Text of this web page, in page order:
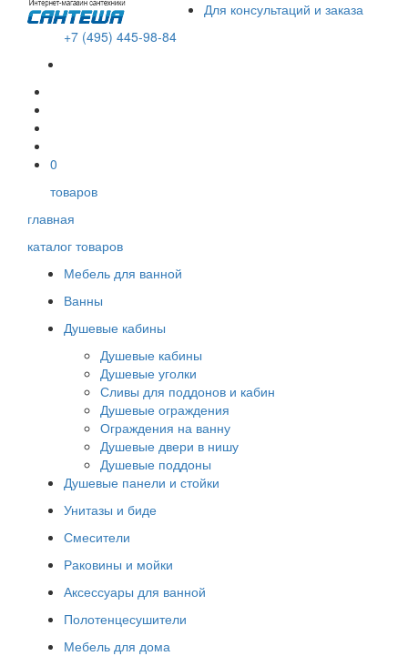
Для консультаций и заказа
+7 (495) 445-98-84
0
товаров
главная
каталог товаров
Мебель для ванной
Ванны
Душевые кабины
Душевые кабины
Душевые уголки
Сливы для поддонов и кабин
Душевые ограждения
Ограждения на ванну
Душевые двери в нишу
Душевые поддоны
Душевые панели и стойки
Унитазы и биде
Смесители
Раковины и мойки
Аксессуары для ванной
Полотенцесушители
Мебель для дома